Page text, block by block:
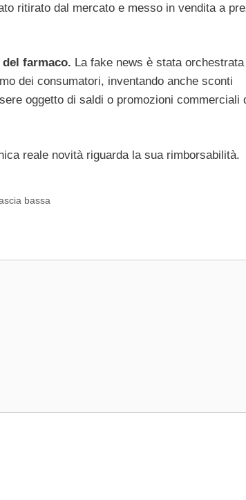
ritirato dal mercato e messo in vendita a
farmaco. La fake news è stata orchestrata
dei consumatori, inventando anche sconti
oggetto di saldi o promozioni commerciali
reale novità riguarda la sua rimborsabilità.
bassa